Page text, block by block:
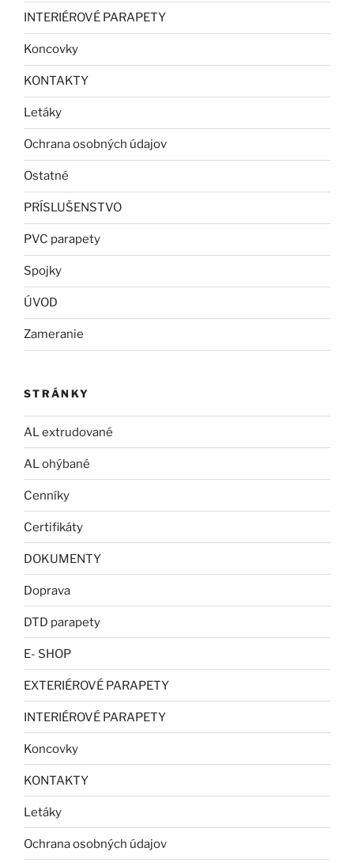
INTERIÉROVÉ PARAPETY
Koncovky
KONTAKTY
Letáky
Ochrana osobných údajov
Ostatné
PRÍSLUŠENSTVO
PVC parapety
Spojky
ÚVOD
Zameranie
STRÁNKY
AL extrudované
AL ohýbané
Cenníky
Certifikáty
DOKUMENTY
Doprava
DTD parapety
E- SHOP
EXTERIÉROVÉ PARAPETY
INTERIÉROVÉ PARAPETY
Koncovky
KONTAKTY
Letáky
Ochrana osobných údajov